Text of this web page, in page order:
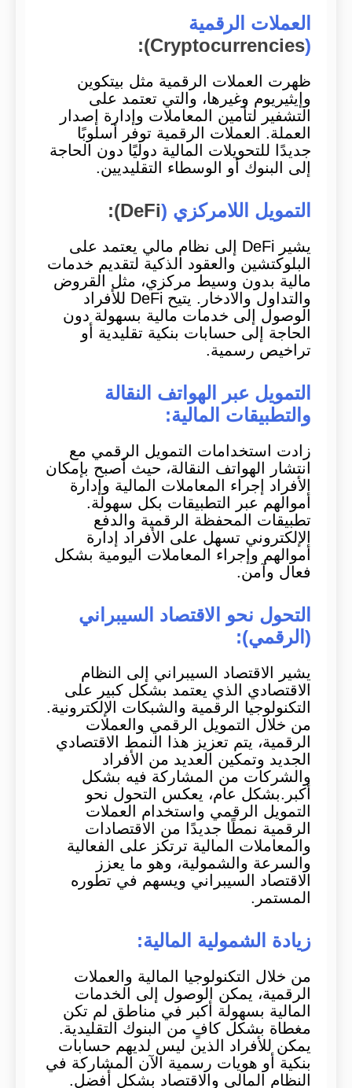
العملات الرقمية
(
Cryptocurrencies):
ظهرت العملات الرقمية مثل بيتكوين
وإيثيريوم وغيرها، والتي تعتمد على
التشفير لتأمين المعاملات وإدارة إصدار
العملة. العملات الرقمية توفر أسلوبًا
جديدًا للتحويلات المالية دوليًا دون الحاجة
إلى البنوك أو الوسطاء التقليديين.
التمويل اللامركزي (DeFi):
يشير DeFi إلى نظام مالي يعتمد على
البلوكتشين والعقود الذكية لتقديم خدمات
مالية بدون وسيط مركزي، مثل القروض
والتداول والادخار. يتيح DeFi للأفراد
الوصول إلى خدمات مالية بسهولة دون
الحاجة إلى حسابات بنكية تقليدية أو
تراخيص رسمية.
التمويل عبر الهواتف النقالة
والتطبيقات المالية:
زادت استخدامات التمويل الرقمي مع
انتشار الهواتف النقالة، حيث أصبح بإمكان
الأفراد إجراء المعاملات المالية وإدارة
أموالهم عبر التطبيقات بكل سهولة.
تطبيقات المحفظة الرقمية والدفع
الإلكتروني تسهل على الأفراد إدارة
أموالهم وإجراء المعاملات اليومية بشكل
فعال وآمن.
التحول نحو الاقتصاد السيبراني
(الرقمي):
يشير الاقتصاد السيبراني إلى النظام
الاقتصادي الذي يعتمد بشكل كبير على
التكنولوجيا الرقمية والشبكات الإلكترونية.
من خلال التمويل الرقمي والعملات
الرقمية، يتم تعزيز هذا النمط الاقتصادي
الجديد وتمكين العديد من الأفراد
والشركات من المشاركة فيه بشكل
أكبر.بشكل عام، يعكس التحول نحو
التمويل الرقمي واستخدام العملات
الرقمية نمطًا جديدًا من الاقتصادات
والمعاملات المالية ترتكز على الفعالية
والسرعة والشمولية، وهو ما يعزز
الاقتصاد السيبراني ويسهم في تطوره
المستمر.
زيادة الشمولية المالية:
من خلال التكنولوجيا المالية والعملات
الرقمية، يمكن الوصول إلى الخدمات
المالية بسهولة أكبر في مناطق لم تكن
مغطاة بشكل كافٍ من البنوك التقليدية.
يمكن للأفراد الذين ليس لديهم حسابات
بنكية أو هويات رسمية الآن المشاركة في
النظام المالي والاقتصاد بشكل أفضل.